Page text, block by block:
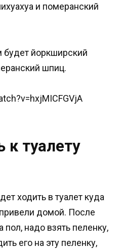
и померанский
йоркширский
шпиц.
к туалету
ходить в туалет куда
привели домой. После
пол, надо взять пеленку,
его на эту пеленку,